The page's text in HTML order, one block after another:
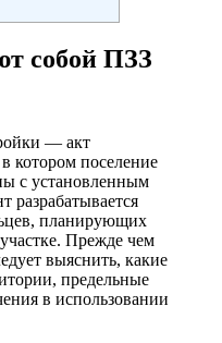
собой ПЗЗ
— акт
котором поселение
с установленным
разрабатывается
планирующих
Прежде чем
выяснить, какие
предельные
в использовании